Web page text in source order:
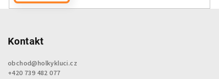
Kontakt
obchod@holkykluci.cz
+420 739 482 077